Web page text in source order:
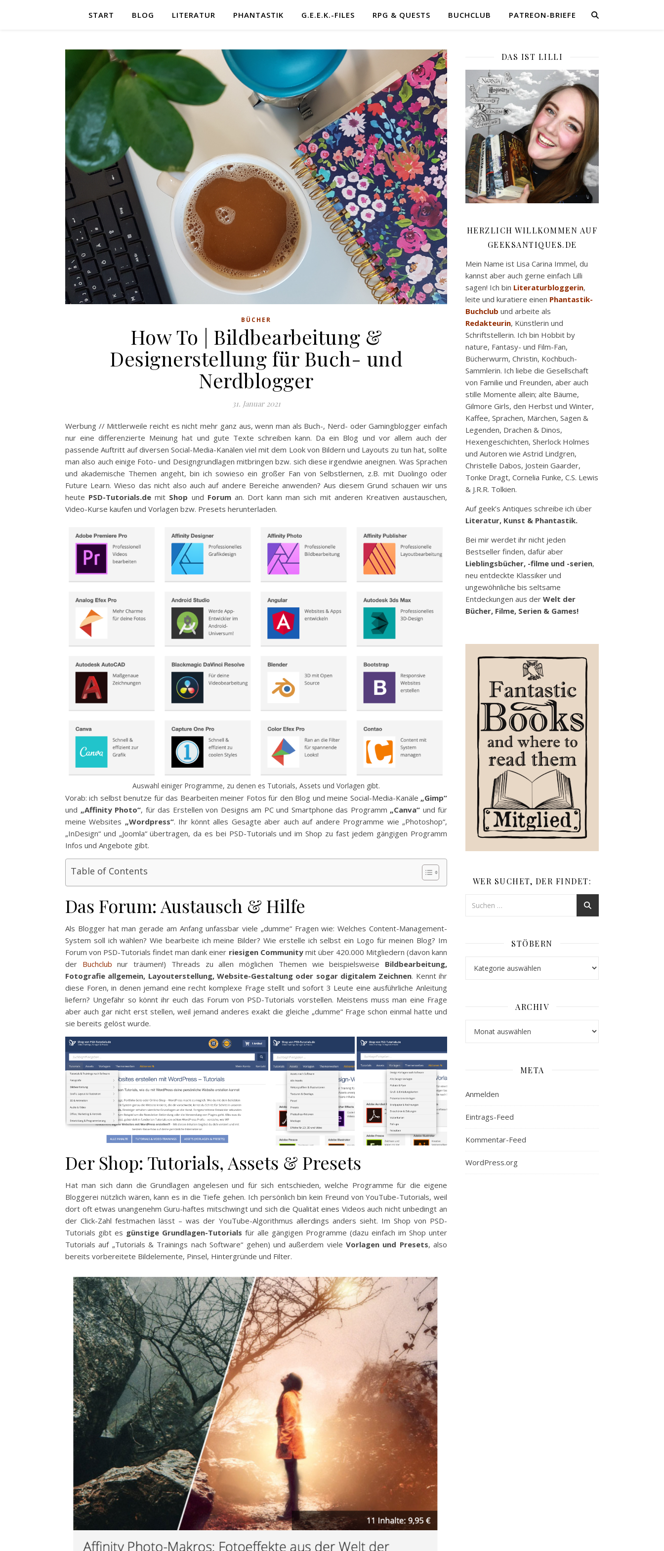
START BLOG LITERATUR PHANTASTIK G.E.E.K.-FILES RPG & QUESTS BUCHCLUB PATREON-BRIEFE
BÜCHER
How To | Bildbearbeitung &
Designerstellung für Buch- und
Nerdblogger
31. Januar 2021
Werbung // Mittlerweile reicht es nicht mehr ganz aus, wenn man als Buch-, Nerd- oder Gamingblogger einfach
nur eine differenzierte Meinung hat und gute Texte schreiben kann. Da ein Blog und vor allem auch der
passende Auftritt auf diversen Social-Media-Kanälen viel mit dem Look von Bildern und Layouts zu tun hat, sollte
man also auch einige Foto- und Designgrundlagen mitbringen bzw. sich diese irgendwie aneignen. Was Sprachen
und akademische Themen angeht, bin ich sowieso ein großer Fan von Selbstlernen, z.B. mit Duolingo oder
Future Learn. Wieso das nicht also auch auf andere Bereiche anwenden? Aus diesem Grund schauen wir uns
heute PSD-Tutorials.de mit Shop und Foruman. Dort kann man sich mit anderen Kreativen austauschen,
Video-Kurse kaufen und Vorlagen bzw. Presets herunterladen.
Auswahl einiger Programme, zu denen es Tutorials, Assets und Vorlagen gibt.
Vorab: ich selbst benutze für das Bearbeiten meiner Fotos für den Blog und meine Social-Media-Kanäle „Gimp“
und „Affinity Photo“, für das Erstellen von Designs am PC und Smartphone das Programm „Canva“ und für
meine Websites „Wordpress“. Ihr könnt alles Gesagte aber auch auf andere Programme wie „Photoshop“,
„InDesign“ und „Joomla“ übertragen, da es bei PSD-Tutorials und im Shop zu fast jedem gängigen Programm
Infos und Angebote gibt.
Table of Contents
Das Forum: Austausch & Hilfe
Als Blogger hat man gerade am Anfang unfassbar viele „dumme“ Fragen wie: Welches Content-Management-
System soll ich wählen? Wie bearbeite ich meine Bilder? Wie erstelle ich selbst ein Logo für meinen Blog? Im
Forum von PSD-Tutorials findet man dank einer riesigen Communitymit über 420.000 Mitgliedern (davon kann
der Buchclub nur träumen!) Threads zu allen möglichen Themen wie beispielsweise Bildbearbeitung,
Fotografie allgemein, Layouterstellung, Website-Gestaltung oder sogar digitalem Zeichnen. Kennt ihr
diese Foren, in denen jemand eine recht komplexe Frage stellt und sofort 3 Leute eine ausführliche Anleitung
liefern? Ungefähr so könnt ihr euch das Forum von PSD-Tutorials vorstellen. Meistens muss man eine Frage
aber auch gar nicht erst stellen, weil jemand anderes exakt die gleiche „dumme“ Frage schon einmal hatte und
sie bereits gelöst wurde.
Der Shop: Tutorials, Assets & Presets
Hat man sich dann die Grundlagen angelesen und für sich entschieden, welche Programme für die eigene
Bloggerei nützlich wären, kann es in die Tiefe gehen. Ich persönlich bin kein Freund von YouTube-Tutorials, weil
dort oft etwas unangenehm Guru-haftes mitschwingt und sich die Qualität eines Videos auch nicht unbedingt an
der Click-Zahl festmachen lässt – was der YouTube-Algorithmus allerdings anders sieht. Im Shop von PSD-
Tutorials gibt es günstige Grundlagen-Tutorials für alle gängigen Programme (dazu einfach im Shop unter
Tutorials auf „Tutorials & Trainings nach Software“ gehen) und außerdem viele Vorlagen und Presets, also
bereits vorbereitete Bildelemente, Pinsel, Hintergründe und Filter.
DAS IST LILLI
HERZLICH WILLKOMMEN AUF
GEEKSANTIQUES.DE
Mein Name ist Lisa Carina Immel, du
kannst aber auch gerne einfach Lilli
sagen! Ich bin Literaturbloggerin,
leite und kuratiere einen Phantastik-
Buchclub und arbeite als
Redakteurin, Künstlerin und
Schriftstellerin. Ich bin Hobbit by
nature, Fantasy- und Film-Fan,
Bücherwurm, Christin, Kochbuch-
Sammlerin. Ich liebe die Gesellschaft
von Familie und Freunden, aber auch
stille Momente allein; alte Bäume,
Gilmore Girls, den Herbst und Winter,
Kaffee, Sprachen, Märchen, Sagen &
Legenden, Drachen & Dinos,
Hexengeschichten, Sherlock Holmes
und Autoren wie Astrid Lindgren,
Christelle Dabos, Jostein Gaarder,
Tonke Dragt, Cornelia Funke, C.S. Lewis
& J.R.R. Tolkien.
Auf geek’s Antiques schreibe ich über
Literatur, Kunst & Phantastik.
Bei mir werdet ihr nicht jeden
Bestseller finden, dafür aber
Lieblingsbücher, -filme und -serien,
neu entdeckte Klassiker und
ungewöhnliche bis seltsame
Entdeckungen aus der Welt der
Bücher, Filme, Serien & Games!
WER SUCHET, DER FINDET:
STÖBERN
ARCHIV
META
Anmelden
Eintrags-Feed
Kommentar-Feed
WordPress.org